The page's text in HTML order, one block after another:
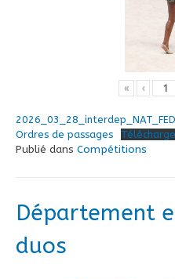
« ‹
Ordres de passages
Publié dans Compétitions
Département
duos